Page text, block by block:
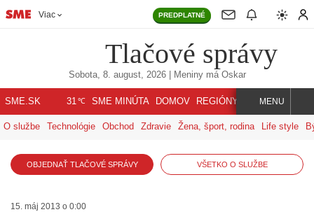
Viac PREDPLATNÉ
Tlačové správy
Sobota, 8. august, 2026| Meniny má Oskar
SME.SK 31℃ SME MINÚTA DOMOV REGIÓNY INDEX SVET
MENU
O službe Technológie Obchod Zdravie Žena, šport, rodina Life style
OBJEDNAŤ TLAČOVÉ SPRÁVY VŠETKO O SLUŽBE
15. máj 2013 o 0:00